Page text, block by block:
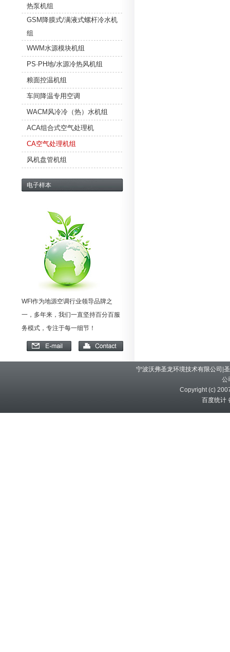
热泵机组
GSM降膜式/满液式螺杆冷水机
组
WWM水源模块机组
PS·PH地/水源冷热风机组
粮面控温机组
车间降温专用空调
WACM风冷冷（热）水机组
ACA组合式空气处理机
CA空气处理机组
风机盘管机组
电子样本
WFI作为地源空调行业领导品牌之
一，多年来，我们一直坚持百分百服
务模式，专注于每一细节！
宁波沃弗圣龙环境技术有限公司
公
Copyright (c)
百度统计